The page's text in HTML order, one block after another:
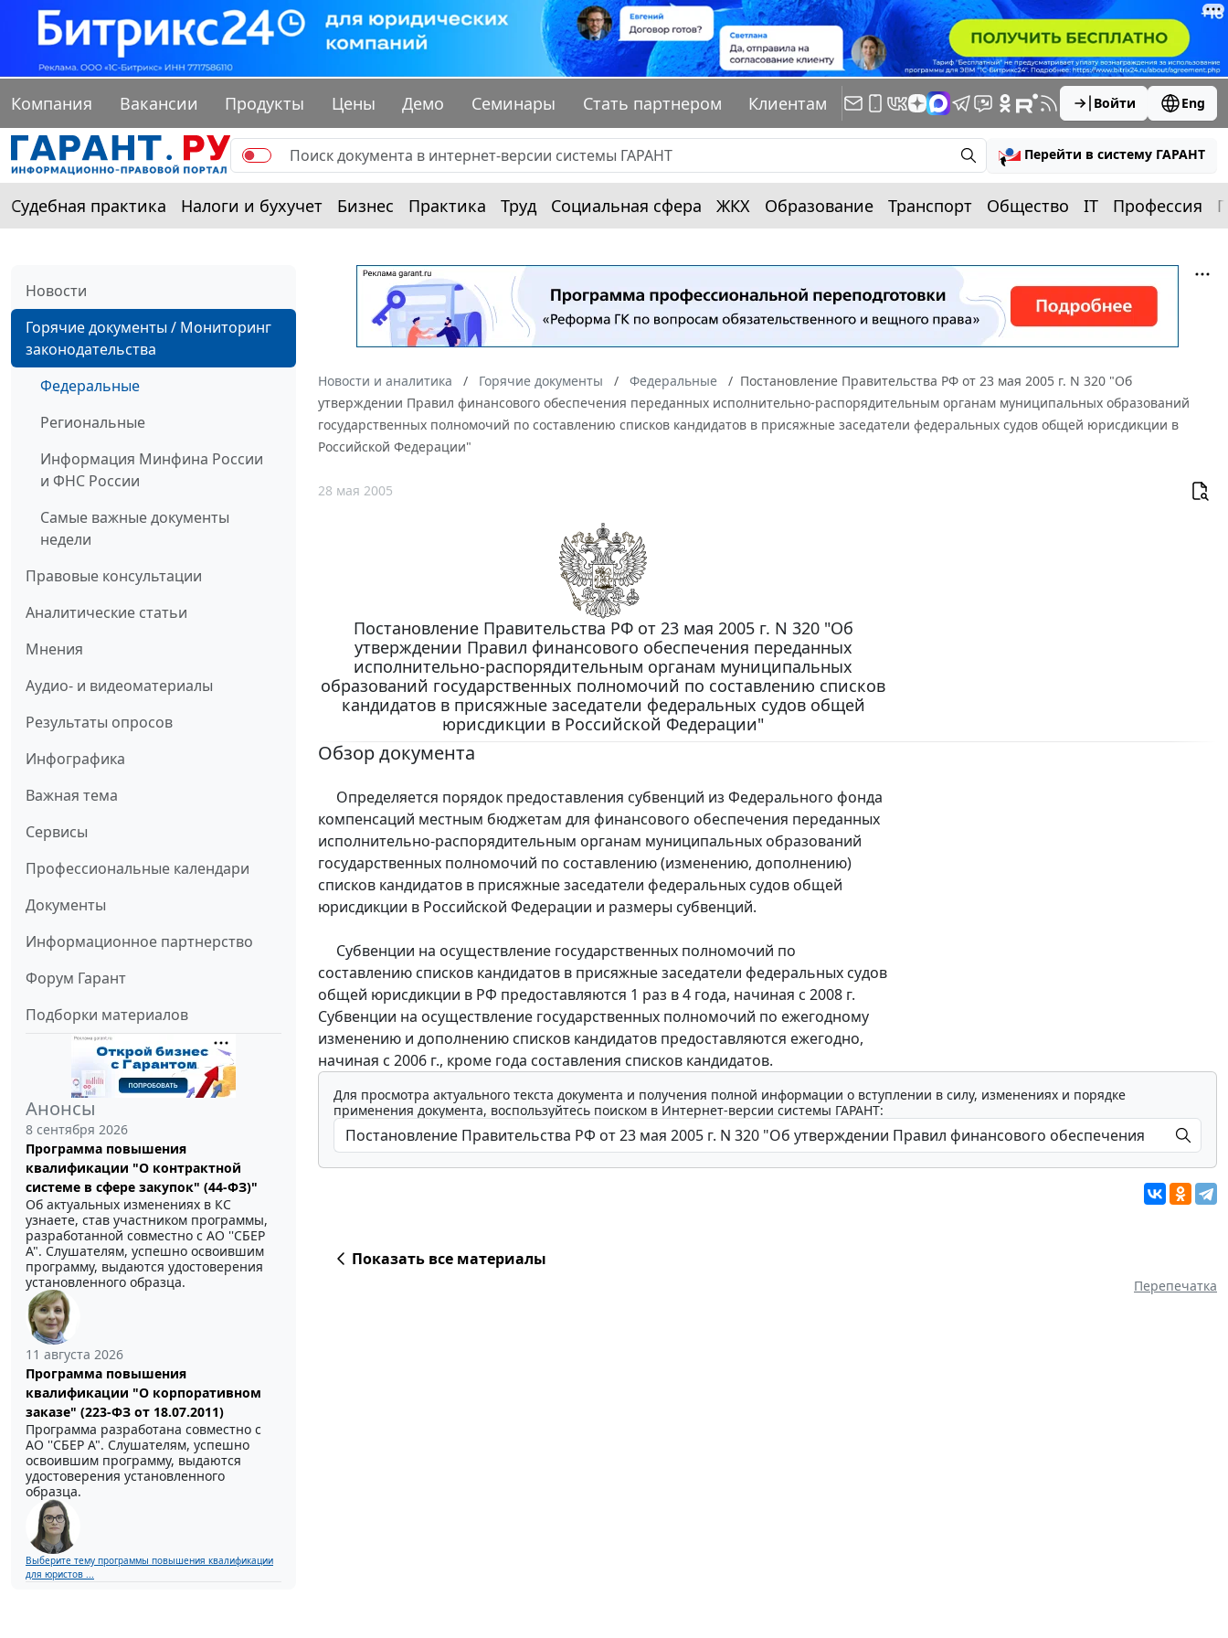
Компания Вакансии Продукты Цены Демо Семинары Стать партнером Клиентам Войти Eng
Перейти в систему ГАРАНТ
Судебная практика Налоги и бухучет Бизнес Практика Труд Социальная сфера ЖКХ Образование Транспорт Общество IT Профессия
Новости
Горячие документы / Мониторинг
законодательства
Федеральные
Региональные
Информация Минфина России
и ФНС России
Самые важные документы
недели
Правовые консультации
Аналитические статьи
Мнения
Аудио- и видеоматериалы
Результаты опросов
Инфографика
Важная тема
Сервисы
Профессиональные календари
Документы
Информационное партнерство
Форум Гарант
Подборки материалов
Анонсы
8 сентября 2026
Программа повышения
квалификации "О контрактной
системе в сфере закупок" (44-ФЗ)"
Об актуальных изменениях в КС
узнаете, став участником программы,
разработанной совместно с АО ''СБЕР
А". Слушателям, успешно освоившим
программу, выдаются удостоверения
установленного образца.
11 августа 2026
Программа повышения
квалификации "О корпоративном
заказе" (223-ФЗ от 18.07.2011)
Программа разработана совместно с
АО ''СБЕР А". Слушателям, успешно
освоившим программу, выдаются
удостоверения установленного
образца.
Выберите тему программы повышения квалификации
для юристов ...
Новости и аналитика Горячие документы Федеральные
Постановление Правительства РФ от 23 мая 2005 г. N 320 "Об
утверждении Правил финансового обеспечения переданных исполнительно-распорядительным органам муниципальных образований
государственных полномочий по составлению списков кандидатов в присяжные заседатели федеральных судов общей юрисдикции в
Российской Федерации"
28 мая 2005
Постановление Правительства РФ от 23 мая 2005 г. N 320 "Об
утверждении Правил финансового обеспечения переданных
исполнительно-распорядительным органам муниципальных
образований государственных полномочий по составлению списков
кандидатов в присяжные заседатели федеральных судов общей
юрисдикции в Российской Федерации"
Обзор документа
Определяется порядок предоставления субвенций из Федерального фонда
компенсаций местным бюджетам для финансового обеспечения переданных
исполнительно-распорядительным органам муниципальных образований
государственных полномочий по составлению (изменению, дополнению)
списков кандидатов в присяжные заседатели федеральных судов общей
юрисдикции в Российской Федерации и размеры субвенций.
Субвенции на осуществление государственных полномочий по
составлению списков кандидатов в присяжные заседатели федеральных судов
общей юрисдикции в РФ предоставляются 1 раз в 4 года, начиная с 2008 г.
Субвенции на осуществление государственных полномочий по ежегодному
изменению и дополнению списков кандидатов предоставляются ежегодно,
начиная с 2006 г., кроме года составления списков кандидатов.
Для просмотра актуального текста документа и получения полной информации о вступлении в силу, изменениях и порядке
применения документа, воспользуйтесь поиском в Интернет-версии системы ГАРАНТ:
Показать все материалы
Перепечатка